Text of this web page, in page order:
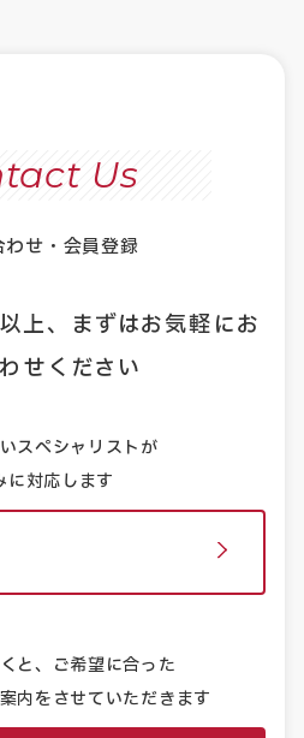
Us
わせ・会員登録
上、まずはお気軽にお
せください
スペシャリストが
に対応します
と、ご希望に合った
内をさせていただきます